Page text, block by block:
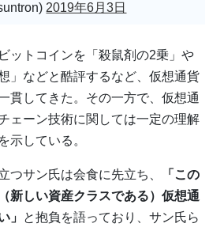
2019年6月3日
ットコインを「殺鼠剤の2乗」や
」などと酷評するなど、仮想通貨
貫してきた。その一方で、仮想通
ェーン技術に関しては一定の理解
示している。
つサン氏は会食に先立ち、
「この
新しい資産クラスである）仮想通
」 と抱負を語っており、サン氏ら